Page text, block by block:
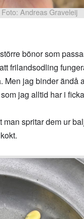
Andreas Graveleij
bönor som
frilandsodling
jag binder ändå
jag alltid har i
spritar dem ur